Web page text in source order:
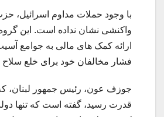
با وجود حملات مداوم اسرائیل،
واکنشی نشان نداده است. این
ارائه کمک های مالی به جوامع
فشار مخالفان خود برای خلع
جوزف عون، رئیس جمهور لبنان، که
قدرت رسید، گفته است که تنها